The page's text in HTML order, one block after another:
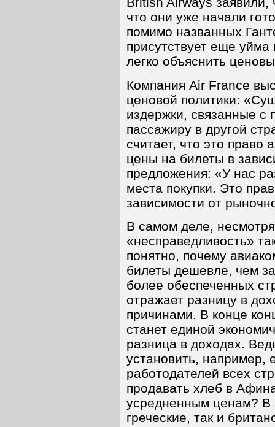
что они уже начали
помимо названных
присутствует еще
легко объяснить
Компания Air France
ценовой политики:
издержки, связанные с
пассажиру в другой
считает, что это право
цены на билеты в
предложения: «У нас
места покупки. Это
зависимости от
В самом деле,
«несправедливость»
понятно, почему
билеты дешевле, чем
более обеспеченных
отражает разницу в
причинами. В конце
станет единой
разница в доходах.
установить,
работодателей всех
продавать хлеб в
усредненным ценам? В
греческие, так и